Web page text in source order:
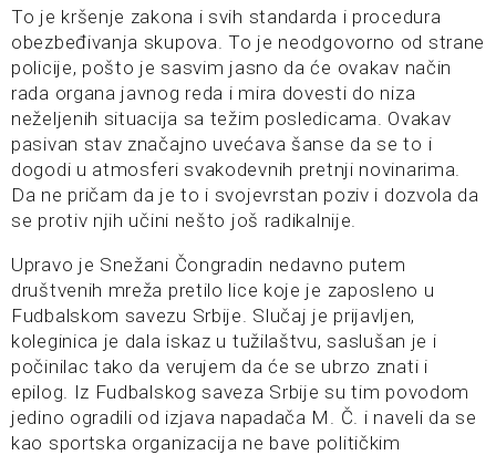
To je kršenje zakona i svih standarda i procedura
obezbeđivanja skupova. To je neodgovorno od strane
policije, pošto je sasvim jasno da će ovakav način
rada organa javnog reda i mira dovesti do niza
neželjenih situacija sa težim posledicama. Ovakav
pasivan stav značajno uvećava šanse da se to i
dogodi u atmosferi svakodevnih pretnji novinarima.
Da ne pričam da je to i svojevrstan poziv i dozvola da
se protiv njih učini nešto još radikalnije.
Upravo je Snežani Čongradin nedavno putem
društvenih mreža pretilo lice koje je zaposleno u
Fudbalskom savezu Srbije. Slučaj je prijavljen,
koleginica je dala iskaz u tužilaštvu, saslušan je i
počinilac tako da verujem da će se ubrzo znati i
epilog. Iz Fudbalskog saveza Srbije su tim povodom
jedino ogradili od izjava napadača M. Č. i naveli da se
kao sportska organizacija ne bave političkim